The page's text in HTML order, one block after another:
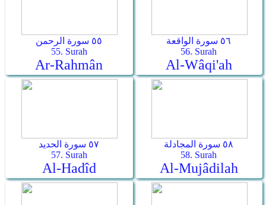
٥٥ سورة الرحمن
55. Surah
Ar-Rahmân
٥٦ سورة الواقعة
56. Surah
Al-Wâqi'ah
٥٧ سورة الحديد
57. Surah
Al-Hadîd
٥٨ سورة المجادلة
58. Surah
Al-Mujâdilah